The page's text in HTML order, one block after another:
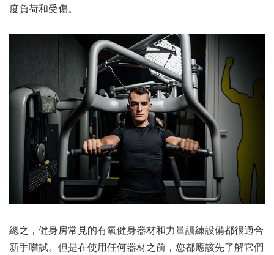
度負荷和受傷。
總之，健身房常見的有氧健身器材和力量訓練設備都很適合
新手嚐試。但是在使用任何器材之前，您都應該先了解它們